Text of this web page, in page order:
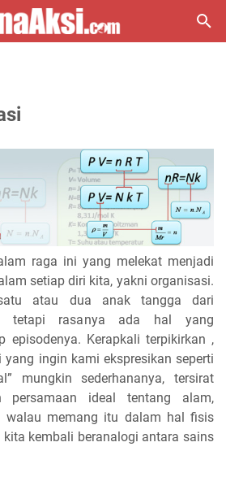
raga ini yang melekat menjadi
setiap diri kita, yakni organisasi.
atau dua anak tangga dari
tetapi rasanya ada hal yang
episodenya. Kerapkali terpikirkan ,
yang ingin kami ekspresikan seperti
mungkin sederhananya, tersirat
persamaan ideal tentang alam,
walau memang itu dalam hal fisis
kembali beranalogi antara sains